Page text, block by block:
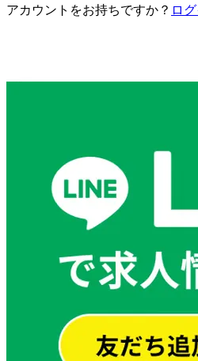
アカウントをお持ちですか？ ロ